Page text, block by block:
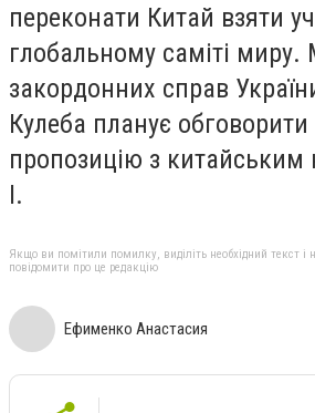
переконати Китай взяти
глобальному саміті миру.
закордонних справ
Кулеба планує
пропозицію з
І.
Якщо ви помітили помилку, виділіть необхідний текст і
повідомити про це редакцію
Ефименко Анастасия